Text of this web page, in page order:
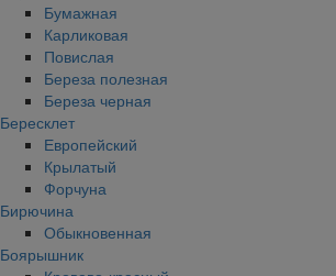
Бумажная
Карликовая
Повислая
Береза полезная
Береза черная
Бересклет
Европейский
Крылатый
Форчуна
Бирючина
Обыкновенная
Боярышник